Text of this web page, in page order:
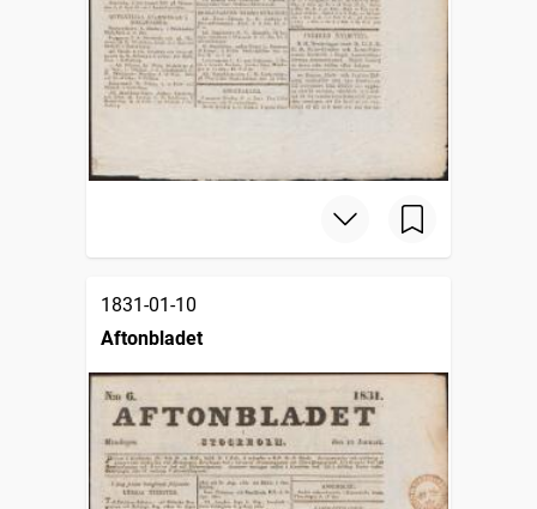
1831-01-10
Aftonbladet